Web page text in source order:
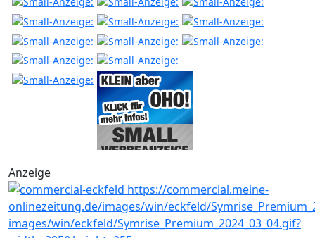
Anzeige